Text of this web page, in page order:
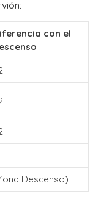
con el
Descenso)